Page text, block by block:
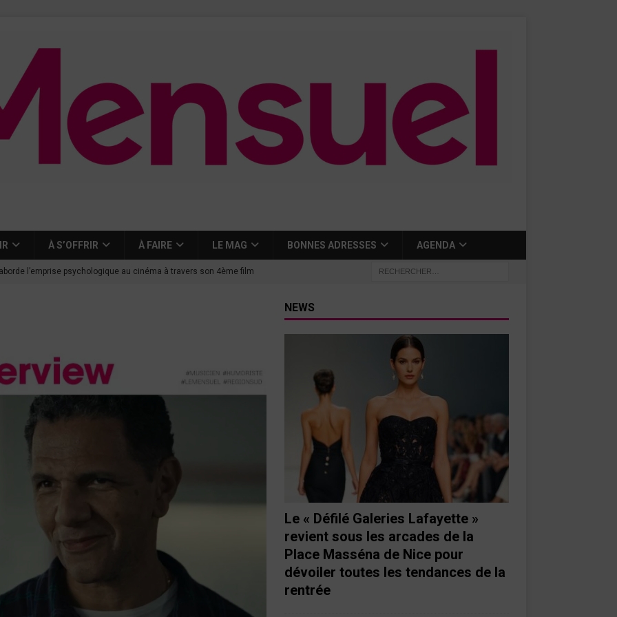
À S’OFFRIR À FAIRE LE MAG BONNES ADRESSES AGENDA
l’emprise psychologique au cinéma à travers son 4ème film
qu’aux autres CINÉMA
Lafayette » revient sous les arcades de la Place Masséna de Nice
NEWS
Le « Défilé Galeries Lafayette »
revient sous les arcades de la
Place Masséna de Nice pour
dévoiler toutes les tendances de la
rentrée